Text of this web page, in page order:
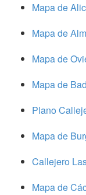
Mapa de
Mapa de
Mapa de
Mapa de
Plano
Mapa de
Callejero
Mapa de